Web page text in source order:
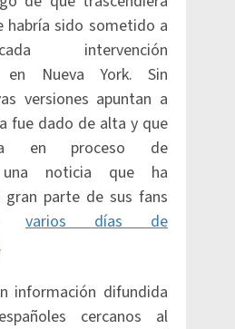
habría sido sometido a
intervención
en Nueva York. Sin
versiones apuntan a
fue dado de alta y que
en proceso de
una noticia que ha
parte de sus fans
varios días de
.
información difundida
cercanos al